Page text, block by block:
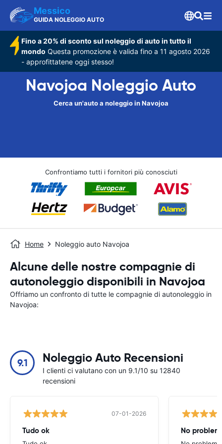
Messico
GUIDA NOLEGGIO AUTO
Fino a 20% di sconto sul noleggio di auto in tutto il
mondo Questa promozione è valida fino a 11 agosto 2026
- approfittatene oggi stesso!
Navojoa Noleggio Auto
Cerca un'auto a noleggio in Navojoa
Confrontiamo tutti i fornitori più conosciuti
Home Noleggio auto Navojoa
Alcune delle nostre compagnie di
autonoleggio disponibili in Navojoa
Offriamo un confronto di tutte le compagnie di autonoleggio in
Navojoa:
9.1 Noleggio Auto Recensioni
I clienti ci valutano con un 9.1/10 su 12840
recensioni
07-01-2026
Tudo ok No